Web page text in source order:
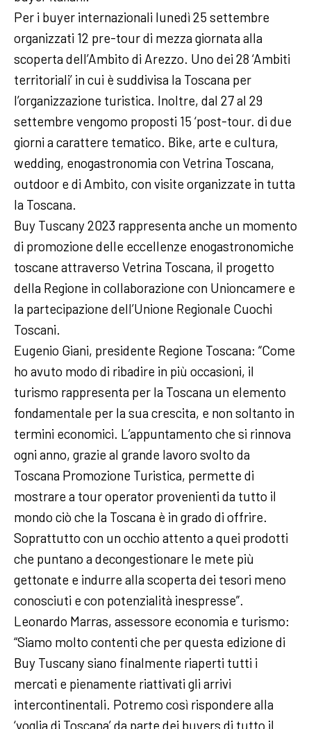
Per i buyer internazionali lunedì 25 settembre
organizzati 12 pre-tour di mezza giornata alla
scoperta dell’Ambito di Arezzo. Uno dei 28 ‘Ambiti
territoriali’ in cui è suddivisa la Toscana per
l’organizzazione turistica. Inoltre, dal 27 al 29
settembre vengomo proposti 15 ‘post-tour. di due
giorni a carattere tematico. Bike, arte e cultura,
wedding, enogastronomia con Vetrina Toscana,
outdoor e di Ambito, con visite organizzate in tutta
la Toscana.
Buy Tuscany 2023 rappresenta anche un momento
di promozione delle eccellenze enogastronomiche
toscane attraverso Vetrina Toscana, il progetto
della Regione in collaborazione con Unioncamere e
la partecipazione dell’Unione Regionale Cuochi
Toscani.
Eugenio Giani, presidente Regione Toscana: “Come
ho avuto modo di ribadire in più occasioni, il
turismo rappresenta per la Toscana un elemento
fondamentale per la sua crescita, e non soltanto in
termini economici. L’appuntamento che si rinnova
ogni anno, grazie al grande lavoro svolto da
Toscana Promozione Turistica, permette di
mostrare a tour operator provenienti da tutto il
mondo ciò che la Toscana è in grado di offrire.
Soprattutto con un occhio attento a quei prodotti
che puntano a decongestionare le mete più
gettonate e indurre alla scoperta dei tesori meno
conosciuti e con potenzialità inespresse”.
Leonardo Marras, assessore economia e turismo:
“Siamo molto contenti che per questa edizione di
Buy Tuscany siano finalmente riaperti tutti i
mercati e pienamente riattivati gli arrivi
intercontinentali. Potremo così rispondere alla
‘voglia di Toscana’ da parte dei buyers di tutto il